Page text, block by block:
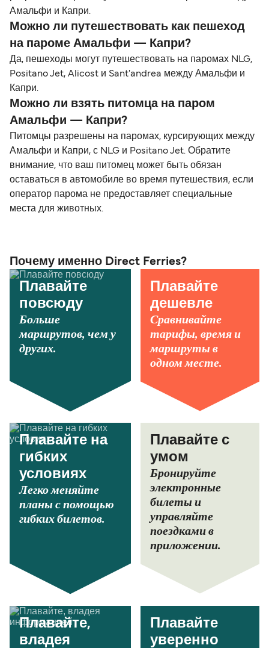
Амальфи и Капри.
Можно ли путешествовать как пешеход
на пароме Амальфи — Капри?
Да, пешеходы могут путешествовать на паромах NLG,
Positano Jet, Alicost и Sant'andrea между Амальфи и
Капри.
Можно ли взять питомца на паром
Амальфи — Капри?
Питомцы разрешены на паромах, курсирующих между
Амальфи и Капри, с NLG и Positano Jet. Обратите
внимание, что ваш питомец может быть обязан
оставаться в автомобиле во время путешествия, если
оператор парома не предоставляет специальные
места для животных.
Почему именно Direct Ferries?
Плавайте
повсюду
Больше
маршрутов, чем у
других.
Плавайте
дешевле
Сравнивайте
тарифы, время и
маршруты в
одном месте.
Плавайте на
гибких
условиях
Легко меняйте
планы с помощью
гибких билетов.
Плавайте с
умом
Бронируйте
электронные
билеты и
управляйте
поездками в
приложении.
Плавайте,
владея
Плавайте
уверенно